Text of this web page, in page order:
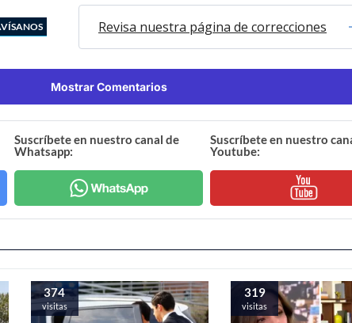
Revisa nuestra página de correcciones
Mostrar Comentarios
Suscríbete en nuestro canal de
Whatsapp:
Suscríbete en nuestro
Youtube:
374
visitas
319
visitas